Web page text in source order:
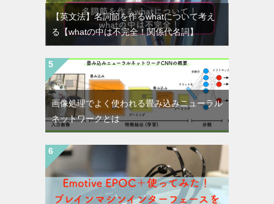
【英文法】名詞節を作るwhatについて考え
る【whatの中は不完全！関係代名詞】
画像処理でよく使われる畳み込みニューラル
ネットワークとは